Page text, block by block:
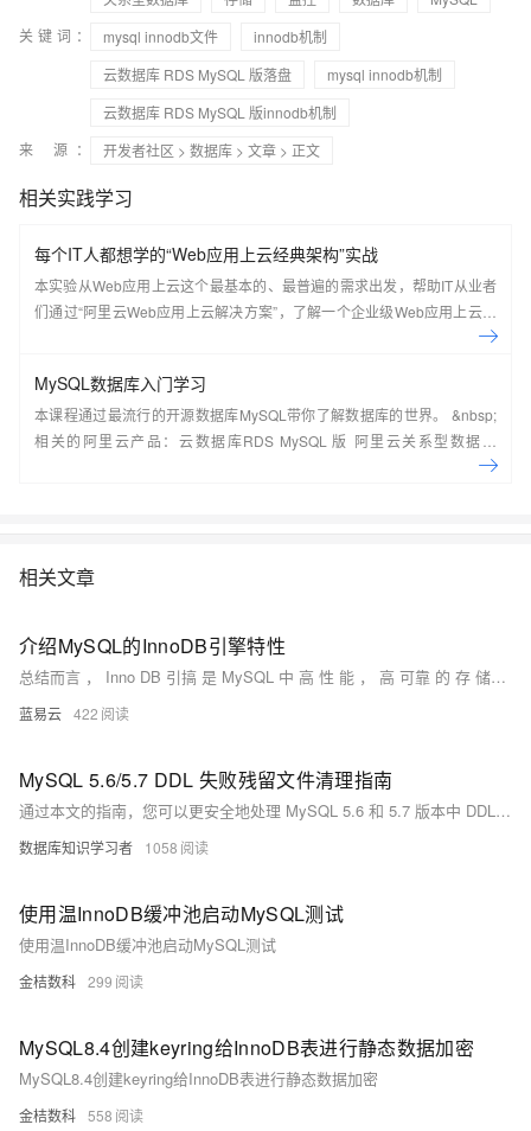
关键词：
mysql innodb文件
innodb机制
云数据库 RDS MySQL 版落盘
mysql innodb机制
云数据库 RDS MySQL 版innodb机制
来 源：
开发者社区 > 数据库 > 文章 > 正文
相关实践学习
每个IT人都想学的“Web应用上云经典架构”实战
本实验从Web应用上云这个最基本的、最普遍的需求出发，帮助IT从业者
们通过“阿里云Web应用上云解决方案”，了解一个企业级Web应用上云的
MySQL数据库入门学习
本课程通过最流行的开源数据库MySQL带你了解数据库的世界。 &nbsp;
相关的阿里云产品：云数据库RDS MySQL 版 阿里云关系型数据库
RDS（Relational Database Service）是一种稳定可靠、可弹性伸缩的在
相关文章
介绍MySQL的InnoDB引擎特性
总结而言 ， Inno DB 引搞 是 MySQL 中 高 性 能 ， 高 可靠 的 存 储选项 ， 宽泛 应用于要求强 复杂交易处理场景 。
蓝易云 422
MySQL 5.6/5.7 DDL 失败残留文件清理指南
通过本文的指南，您可以更安全地处理 MySQL 5.6 和 5.7 版本中 DDL 失败后的残留文件，有效避免数据丢失和数据库不一致的问题。
数据库知识学习者 1058
使用温InnoDB缓冲池启动MySQL测试
使用温InnoDB缓冲池启动MySQL测试
金桔数科 299
MySQL8.4创建keyring给InnoDB表进行静态数据加密
MySQL8.4创建keyring给InnoDB表进行静态数据加密
金桔数科 558